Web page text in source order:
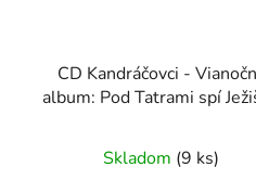
CD Kandráčovci -
album: Pod Tatrami spí
Skladom (9 ks)